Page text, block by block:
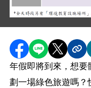
分享至 Facebook
分享到 LINE
分享到 X
分
年假即將到來，想要
劃一場綠色旅遊嗎